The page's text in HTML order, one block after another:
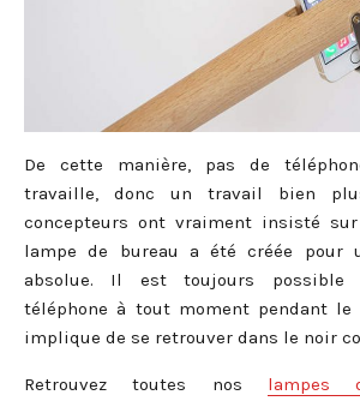
De cette manière, pas de
travaille, donc un travail bien
concepteurs ont vraiment insisté
lampe de bureau a été créée pour
absolue. Il est toujours possible
téléphone à tout moment pendant
implique de se retrouver dans le noir
Retrouvez toutes nos lampes